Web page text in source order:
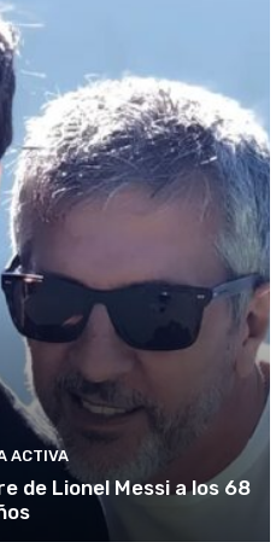
ACTIVA
de Lionel Messi a los 68